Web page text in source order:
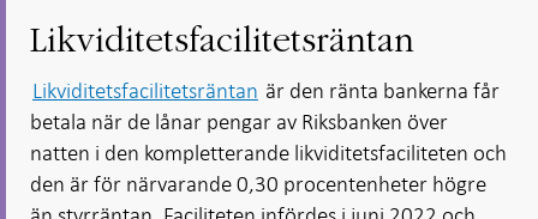
Likviditetsfacilitetsräntan
Likviditetsfacilitetsräntan är den ränta bankerna får
betala när de lånar pengar av Riksbanken över
natten i den kompletterande likviditetsfaciliteten och
den är för närvarande 0,30 procentenheter högre